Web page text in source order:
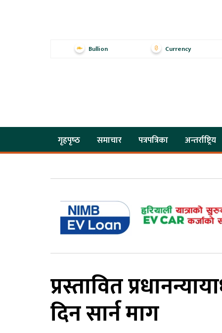
Bullion Currency
गृहपृष्‍ठ समाचार पत्रपत्रिका अन्तर्राष्ट्रिय
प्रस्तावित
दिन सार्न माग